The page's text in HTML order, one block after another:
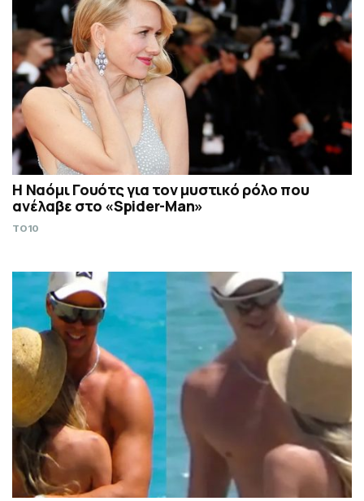
Η Ναόμι Γουότς για τον μυστικό ρόλο που
ανέλαβε στο «Spider-Man»
TO10